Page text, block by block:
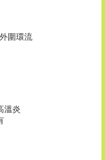
圍環流
溫炎